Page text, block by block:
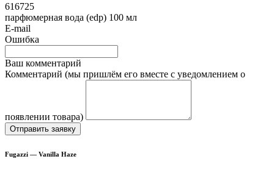
616725
парфюмерная вода (edp) 100 мл
E-mail
Ошибка
Ваш комментарий
Комментарий (мы пришлём его вместе с уведомлением о
появлении товара)
Отправить заявку
Fugazzi — Vanilla Haze